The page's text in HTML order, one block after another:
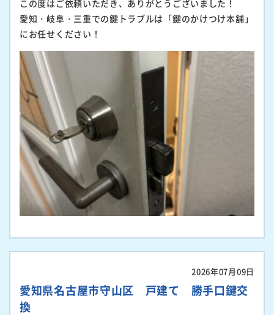
この度はご依頼いただき、ありがとうございました！
愛知・岐阜・三重での鍵トラブルは「鍵のかけつけ本舗」
にお任せください！
2026年07月09日
愛知県名古屋市守山区 戸建て 勝手口鍵交
換